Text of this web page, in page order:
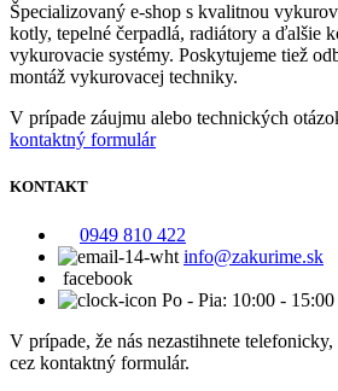
Špecializovaný e-shop s kvalitnou
kotly, tepelné čerpadlá, radiátory a ďalšie
vykurovacie systémy. Poskytujeme tiež
montáž vykurovacej techniky.
V prípade záujmu alebo technických
kontaktný formulár
KONTAKT
0949 810 422
info@zakurime.sk
facebook
Po - Pia: 10:00 - 15:00
V prípade, že nás nezastihnete
cez kontaktný formulár.